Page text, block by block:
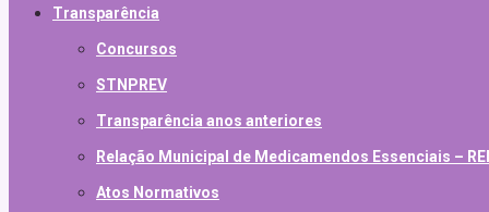
Transparência
Concursos
STNPREV
Transparência anos anteriores
Relação Municipal de Medicamendos Essenciais –
Atos Normativos